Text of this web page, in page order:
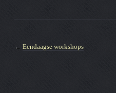
← Eendaagse workshops